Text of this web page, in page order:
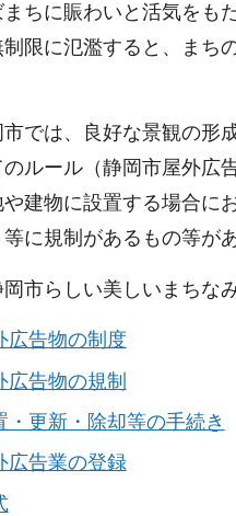
ちに賑わいと活気をも
限に氾濫すると、まち
では、良好な景観の形
ルール（静岡市屋外広
や建物に設置する場合に
に規制があるもの等が
市らしい美しいまちな
広告物の制度
広告物の規制
・更新・除却等の手続き
広告業の登録